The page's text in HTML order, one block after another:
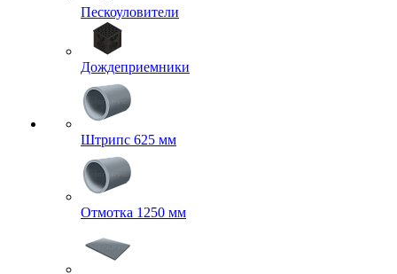
Пескоуловители
Дождеприемники
Штрипс 625 мм
Отмотка 1250 мм